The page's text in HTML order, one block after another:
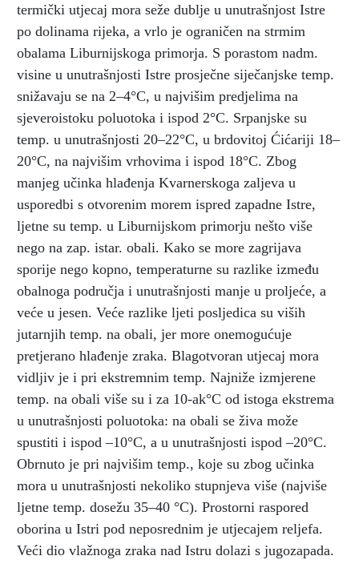
termički utjecaj mora seže dublje u unutrašnjost Istre
po dolinama rijeka, a vrlo je ograničen na strmim
obalama Liburnijskoga primorja. S porastom nadm.
visine u unutrašnjosti Istre prosječne siječanjske temp.
snižavaju se na 2–4°C, u najvišim predjelima na
sjeveroistoku poluotoka i ispod 2°C. Srpanjske su
temp. u unutrašnjosti 20–22°C, u brdovitoj Ćićariji 18–
20°C, na najvišim vrhovima i ispod 18°C. Zbog
manjeg učinka hlađenja Kvarnerskoga zaljeva u
usporedbi s otvorenim morem ispred zapadne Istre,
ljetne su temp. u Liburnijskom primorju nešto više
nego na zap. istar. obali. Kako se more zagrijava
sporije nego kopno, temperaturne su razlike između
obalnoga područja i unutrašnjosti manje u proljeće, a
veće u jesen. Veće razlike ljeti posljedica su viših
jutarnjih temp. na obali, jer more onemogućuje
pretjerano hlađenje zraka. Blagotvoran utjecaj mora
vidljiv je i pri ekstremnim temp. Najniže izmjerene
temp. na obali više su i za 10-ak°C od istoga ekstrema
u unutrašnjosti poluotoka: na obali se živa može
spustiti i ispod –10°C, a u unutrašnjosti ispod –20°C.
Obrnuto je pri najvišim temp., koje su zbog učinka
mora u unutrašnjosti nekoliko stupnjeva više (najviše
ljetne temp. dosežu 35–40 °C). Prostorni raspored
oborina u Istri pod neposrednim je utjecajem reljefa.
Veći dio vlažnoga zraka nad Istru dolazi s jugozapada.